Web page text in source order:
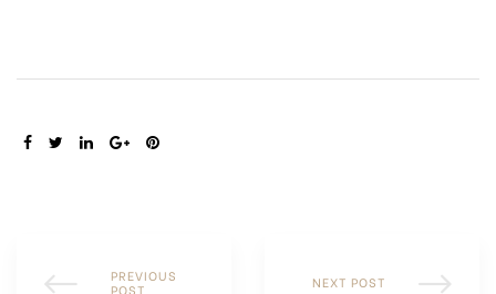
SHARE:
PREVIOUS
POST
NEXT POST